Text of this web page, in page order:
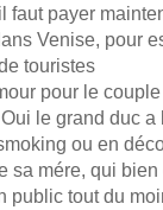
faut payer
Venise, pour
touristes
pour le
Oui le grand duc
ou en
sa mére, qui bien
public tout du